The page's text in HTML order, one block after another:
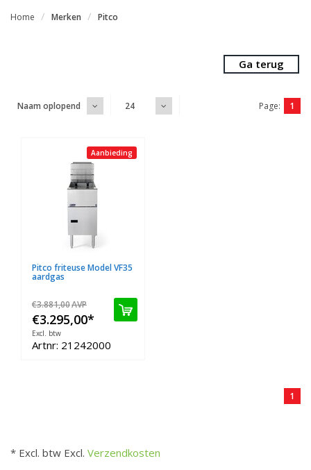
Home Merken Pitco
Ga terug
Naam oplopend 24 Page: 1
Aanbieding
Pitco friteuse Model VF35
aardgas
€3.881,00AVP
€3.295,00*
Excl. btw
Artnr: 21242000
1
* Excl. btw Excl. Verzendkosten